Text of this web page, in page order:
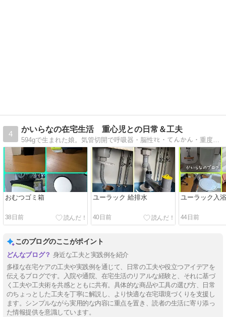
4
かいらなの在宅生活 重心児との日常＆工夫
594gで生まれた娘。気管切開で呼吸器・脳性ﾏﾋ・てんかん・重度難聴・経管栄養→胃瘻etc 同境遇の方のお役に立てるよう、日常や在宅用品を紹介します。
おむつゴミ箱
38日前
ユーラック 給排水
40日前
ユーラック入
44日前
このブログのここがポイント
身近な工夫と実践例を紹介
多様な在宅ケアの工夫や実践例を通じて、日常の工夫や役立つアイデアを
伝えるブログです。入院や通院、在宅生活のリアルな経験と、それに基づ
く工夫や工夫術を共感とともに共有。具体的な商品や工具の選び方、日常
のちょっとした工夫を丁寧に解説し、より快適な在宅環境づくりを支援し
ます。シンプルながら実用的な内容に重点を置き、読者の生活に寄り添っ
た情報提供を意識しています。